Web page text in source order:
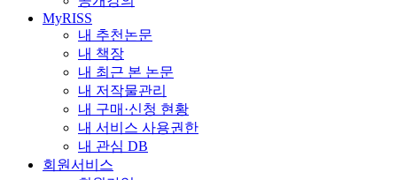
MyRISS
내 추천논문
내 책장
내 최근 본 논문
내 저작물관리
내 구매·신청 현황
내 서비스 사용권한
내 관심 DB
회원서비스